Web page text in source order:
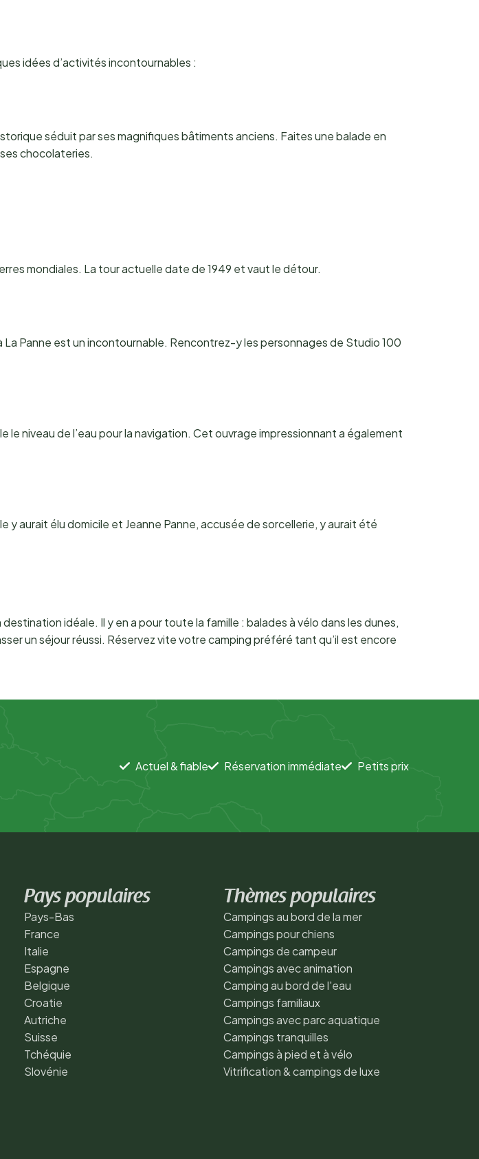
idées d’activités incontournables :
séduit par ses magnifiques bâtiments anciens. Faites une balade en
chocolateries.
mondiales. La tour actuelle date de 1949 et vaut le détour.
Panne est un incontournable. Rencontrez-y les personnages de Studio 100
le niveau de l’eau pour la navigation. Cet ouvrage impressionnant a également
aurait élu domicile et Jeanne Panne, accusée de sorcellerie, y aurait été
idéale. Il y en a pour toute la famille : balades à vélo dans les dunes,
un séjour réussi. Réservez vite votre camping préféré tant qu’il est encore
Actuel & fiable Réservation immédiate Petits prix
Pays populaires
Pays-Bas
France
Italie
Espagne
Belgique
Croatie
Autriche
Suisse
Tchéquie
Slovénie
Thèmes populaires
Campings au bord de la mer
Campings pour chiens
Campings de campeur
Campings avec animation
Camping au bord de l'eau
Campings familiaux
Campings avec parc aquatique
Campings tranquilles
Campings à pied et à vélo
Vitrification & campings de luxe